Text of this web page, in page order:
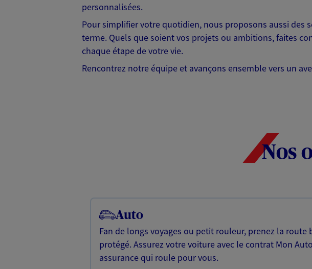
personnalisées.
Pour simplifier votre quotidien, nous proposons aussi des
terme. Quels que soient vos projets ou ambitions, faites
chaque étape de votre vie.
Rencontrez notre équipe et avançons ensemble vers un
Nos
Auto
Fan de longs voyages ou petit rouleur, prenez la route
protégé. Assurez votre voiture avec le contrat Mon
assurance qui roule pour vous.